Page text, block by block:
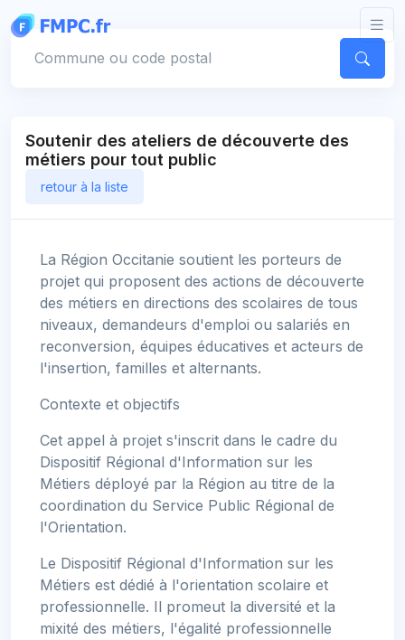
Soutenir des ateliers de découverte des
métiers pour tout public
retour à la liste
La Région Occitanie soutient les porteurs de
projet qui proposent des actions de découverte
des métiers en directions des scolaires de tous
niveaux, demandeurs d'emploi ou salariés en
reconversion, équipes éducatives et acteurs de
l'insertion, familles et alternants.
Contexte et objectifs
Cet appel à projet s'inscrit dans le cadre du
Dispositif Régional d'Information sur les
Métiers déployé par la Région au titre de la
coordination du Service Public Régional de
l'Orientation.
Le Dispositif Régional d'Information sur les
Métiers est dédié à l'orientation scolaire et
professionnelle. Il promeut la diversité et la
mixité des métiers, l'égalité professionnelle
Panneau de gestion des cookies